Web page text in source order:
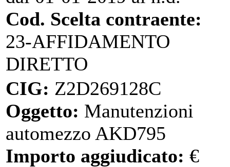
Cod. Scelta contraente:
23-AFFIDAMENTO
DIRETTO
CIG: Z2D269128C
Oggetto: Manutenzioni
automezzo AKD795
Importo aggiudicato: €